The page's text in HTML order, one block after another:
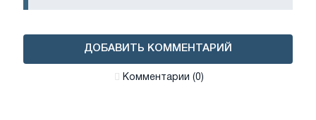
ДОБАВИТЬ КОММЕНТАРИЙ
Комментарии (0)